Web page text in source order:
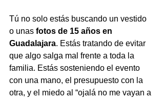
Tú no solo estás buscando un vestido
o unas fotos de 15 años en
Guadalajara. Estás tratando de evitar
que algo salga mal frente a toda la
familia. Estás sosteniendo el evento
con una mano, el presupuesto con la
otra, y el miedo al “ojalá no me vayan a